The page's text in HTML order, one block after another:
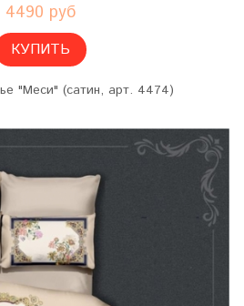
4490 руб
КУПИТЬ
"Меси" (сатин, арт. 4474)